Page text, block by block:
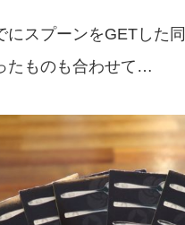
にスプーンをGETした
たものも合わせて…